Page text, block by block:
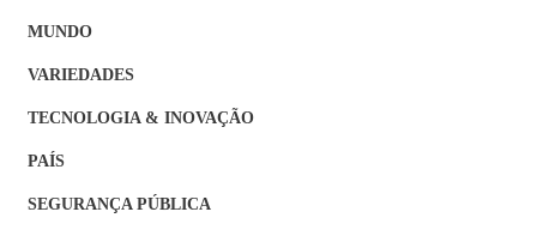
MUNDO
VARIEDADES
TECNOLOGIA & INOVAÇÃO
PAÍS
SEGURANÇA PÚBLICA